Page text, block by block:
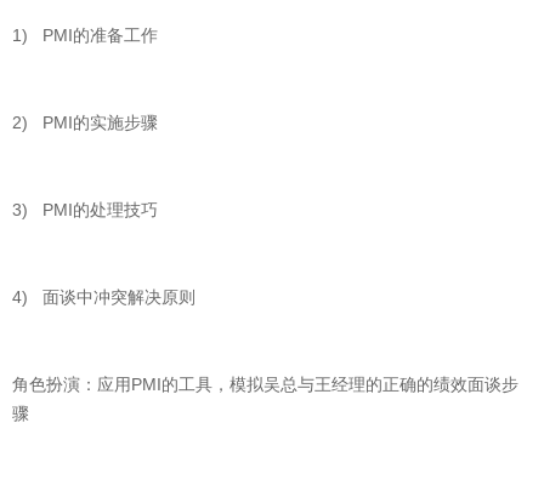
1) PMI的准备工作
2) PMI的实施步骤
3) PMI的处理技巧
4) 面谈中冲突解决原则
角色扮演：应用PMI的工具，模拟吴总与王经理的正确的绩效面谈步
骤